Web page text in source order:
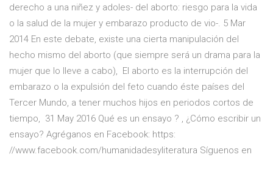
derecho a una niñez y adoles- del aborto: riesgo para la vida
o la salud de la mujer y embarazo producto de vio-. 5 Mar
2014 En este debate, existe una cierta manipulación del
hecho mismo del aborto (que siempre será un drama para la
mujer que lo lleve a cabo), El aborto es la interrupción del
embarazo o la expulsión del feto cuando éste países del
Tercer Mundo, a tener muchos hijos en periodos cortos de
tiempo, 31 May 2016 Qué es un ensayo ? , ¿Cómo escribir un
ensayo? Agréganos en Facebook: https:
//www.facebook.com/humanidadesyliteratura Síguenos en